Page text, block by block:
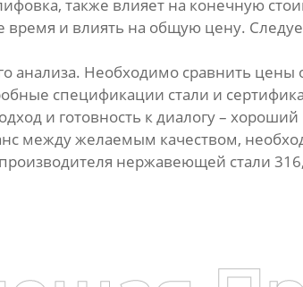
также влияет на конечную
время и влиять на общую цену.
Необходимо сравнить цены
спецификации стали и
и готовность к диалогу –
между желаемым качеством,
нержавеющей стали